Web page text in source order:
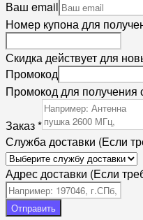
Ваш email
Номер купона для
Скидка действует для
Промокод
Промокод для получения
Заказ*
Служба доставки (Если
Адрес доставки (Если
Отправить